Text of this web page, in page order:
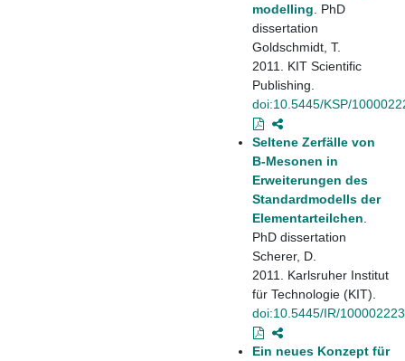
modelling . PhD
dissertation
Goldschmidt, T.
2011. KIT Scientific
Publishing.
doi:10.5445/KSP/
Seltene Zerfälle von
B-Mesonen in
Erweiterungen des
Standardmodells der
Elementarteilchen
PhD dissertation
Scherer, D.
2011. Karlsruher Institut
für Technologie (KIT).
doi:10.5445/IR/
Ein neues Konzept für